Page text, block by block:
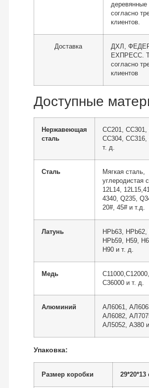
деревянные
согласно
клиентов.
Доставка
ДХЛ,
ЕХПРЕСС.
согласно
клиентов
Доступные
Нержавеющая
сталь
СС201, СС301,
СС304, СС316,
т. д.
Сталь
Мягкая сталь,
углеродистая
12L14,
4340, Q235,
20#, 45# и т.д.
Латунь
HPb63, HPb62,
HPb59, H59,
H90 и т. д.
Медь
C36000 и т. д.
Алюминий
АЛ6061,
АЛ6082,
АЛ5052, А380
Упаковка:
Размер коробки